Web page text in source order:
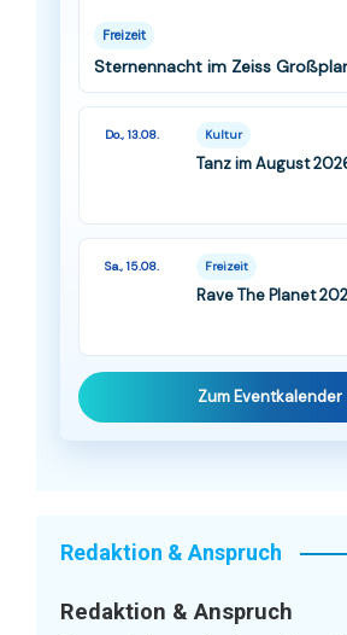
Freizeit
Sternennacht im Zeiss
Do., 13.08. Kultur
Tanz im August
Sa., 15.08. Freizeit
Rave The Planet
Zum Eventkalender
Redaktion & Anspruch
Redaktion & Anspruch